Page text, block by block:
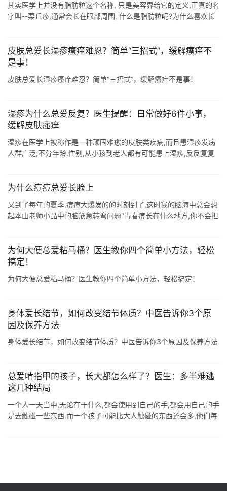
其实医学上并没有脂肪粒这个名称, 只是美容界给它的定义,正真的名
字叫--栗丘疹,通常会长在眼部周围, 什么是脂肪粒呢?为什么喜欢长
皮肤总爱长湿疹瘙痒难忍？简单“三招式”，缓解瘙痒不
是事！
皮肤总爱长湿疹瘙痒难忍？简单“三招式”，缓解瘙痒不是事！
湿疹为什么总爱反复？医生提醒：日常做好6件小事，
缓解皮肤瘙痒
湿疹在医学上被称作是一种顽固难愈的皮肤类疾病,而且患湿疹发病
人群广泛,不分年龄.性别,从小孩到老人都有可能患上湿疹,反反复复
为什么痘痘总爱长脸上
又到了每年的夏季,痘痘大爆发的的时刻到了,这时我的脑海中总会想
起本山老师小品中的脑筋急转弯问题"青春痘长在什么地方,你不会担
为何大便总爱粘马桶？医生教你四个简单小方法，轻松
搞定！
为何大便总爱粘马桶？医生教你四个简单小方法，轻松搞定！
身体爱长结节，如何改变结节体质？中医告诉你3个原
因及保养方法
身体爱长结节，如何改变结节体质？中医告诉你3个原因及保养方法
总爱啃指甲的孩子，长大都怎么样了？医生：多半难逃
这几种结局
一个人一天当中,无论在干什么,都会使用到自己的手,都会用自己的手
是去触碰一些东西.而一个孩子可能比大人触碰的东西还会多,他们每